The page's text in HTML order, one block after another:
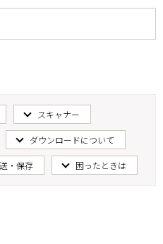
スキャナー
ダウンロードについて
・保存 困ったときは